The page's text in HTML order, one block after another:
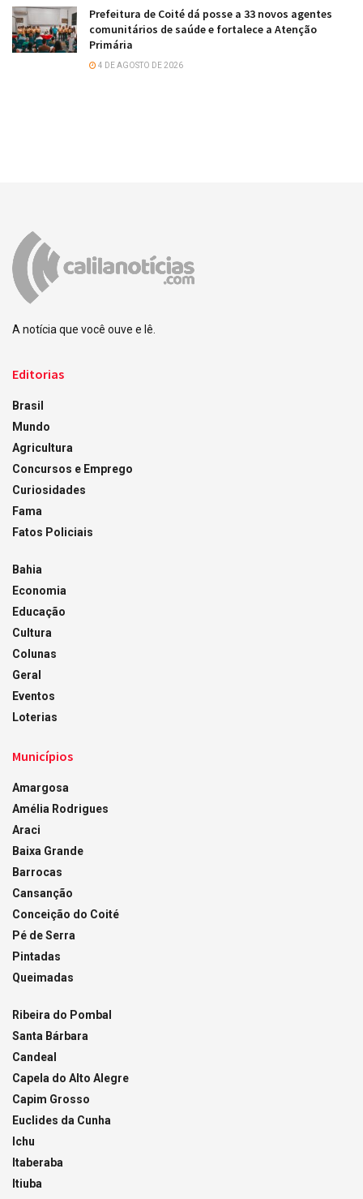
Prefeitura de Coité dá posse a 33 novos agentes
comunitários de saúde e fortalece a Atenção
Primária
4 DE AGOSTO DE 2026
A notícia que você ouve e lê.
Editorias
Brasil
Mundo
Agricultura
Concursos e Emprego
Curiosidades
Fama
Fatos Policiais
Bahia
Economia
Educação
Cultura
Colunas
Geral
Eventos
Loterias
Municípios
Amargosa
Amélia Rodrigues
Araci
Baixa Grande
Barrocas
Cansanção
Conceição do Coité
Pé de Serra
Pintadas
Queimadas
Ribeira do Pombal
Santa Bárbara
Candeal
Capela do Alto Alegre
Capim Grosso
Euclides da Cunha
Ichu
Itaberaba
Itiuba